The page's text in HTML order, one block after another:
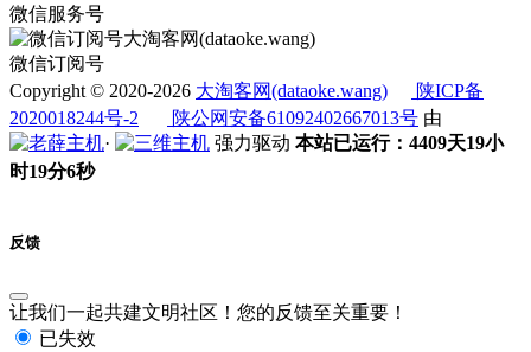
微信服务号
微信订阅号
Copyright © 2020-2026 大淘客网(dataoke.wang)
陕ICP备
2020018244号-2
陕公网安备61092402667013号 由
·
强力驱动 本站已运行：4409天19小
时19分6秒
反馈
让我们一起共建文明社区！您的反馈至关重要！
已失效